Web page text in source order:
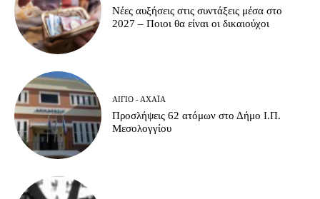
Νέες αυξήσεις στις συντάξεις μέσα στο
2027 – Ποιοι θα είναι οι δικαιούχοι
ΑΊΓΙΟ - ΑΧΑΪ́Α
Προσλήψεις 62 ατόμων στο Δήμο Ι.Π.
Μεσολογγίου